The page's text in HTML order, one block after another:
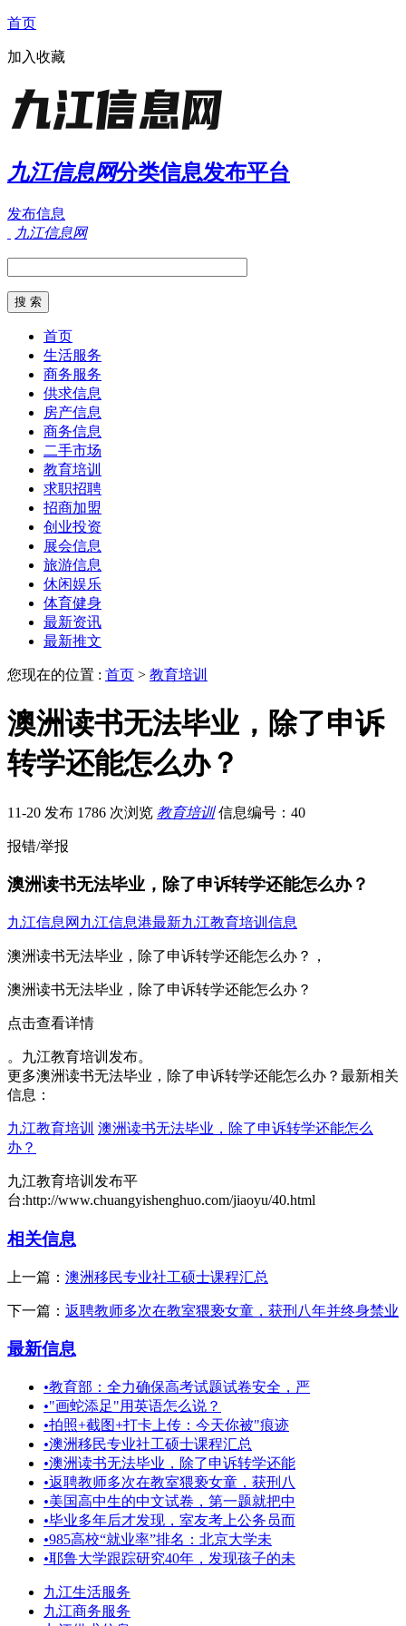
首页
加入收藏
九江信息网分类信息发布平台
发布信息
九江信息网
首页
生活服务
商务服务
供求信息
房产信息
商务信息
二手市场
教育培训
求职招聘
招商加盟
创业投资
展会信息
旅游信息
休闲娱乐
体育健身
最新资讯
最新推文
您现在的位置 : 首页 > 教育培训
澳洲读书无法毕业，除了申诉
转学还能怎么办？
11-20 发布 1786 次浏览 教育培训 信息编号：40
报错/举报
澳洲读书无法毕业，除了申诉转学还能怎么办？
九江信息网 九江信息港最新九江教育培训信息
澳洲读书无法毕业，除了申诉转学还能怎么办？，
澳洲读书无法毕业，除了申诉转学还能怎么办？
点击查看详情
。九江教育培训发布。
更多澳洲读书无法毕业，除了申诉转学还能怎么办？最新相关
信息：
九江教育培训 澳洲读书无法毕业，除了申诉转学还能怎么
办？
九江教育培训发布平
台:http://www.chuangyishenghuo.com/jiaoyu/40.html
相关信息
上一篇： 澳洲移民专业社工硕士课程汇总
下一篇： 返聘教师多次在教室猥亵女童，获刑八年并终身禁业
最新信息
•教育部：全力确保高考试题试卷安全，严
•"画蛇添足"用英语怎么说？
•拍照+截图+打卡上传：今天你被"痕迹
•澳洲移民专业社工硕士课程汇总
•澳洲读书无法毕业，除了申诉转学还能
•返聘教师多次在教室猥亵女童，获刑八
•美国高中生的中文试卷，第一题就把中
•毕业多年后才发现，室友考上公务员而
•985高校“就业率”排名：北京大学未
•耶鲁大学跟踪研究40年，发现孩子的未
九江生活服务
九江商务服务